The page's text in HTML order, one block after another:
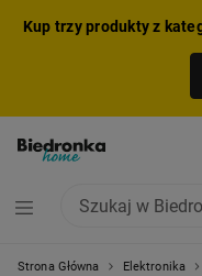
Kup trzy produkty z
Strona Główna Elektronika